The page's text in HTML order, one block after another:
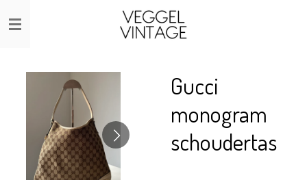
Ga
direct
hoofdinhoud
Gucci
monogram
schoudertas